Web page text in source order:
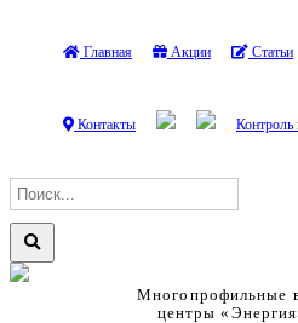
Главная Акции Статьи
Контакты Контроль
Многопрофильные
центры